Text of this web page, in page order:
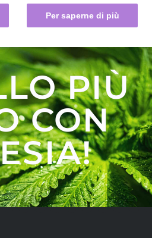
Per saperne di più
PIÙ
CON